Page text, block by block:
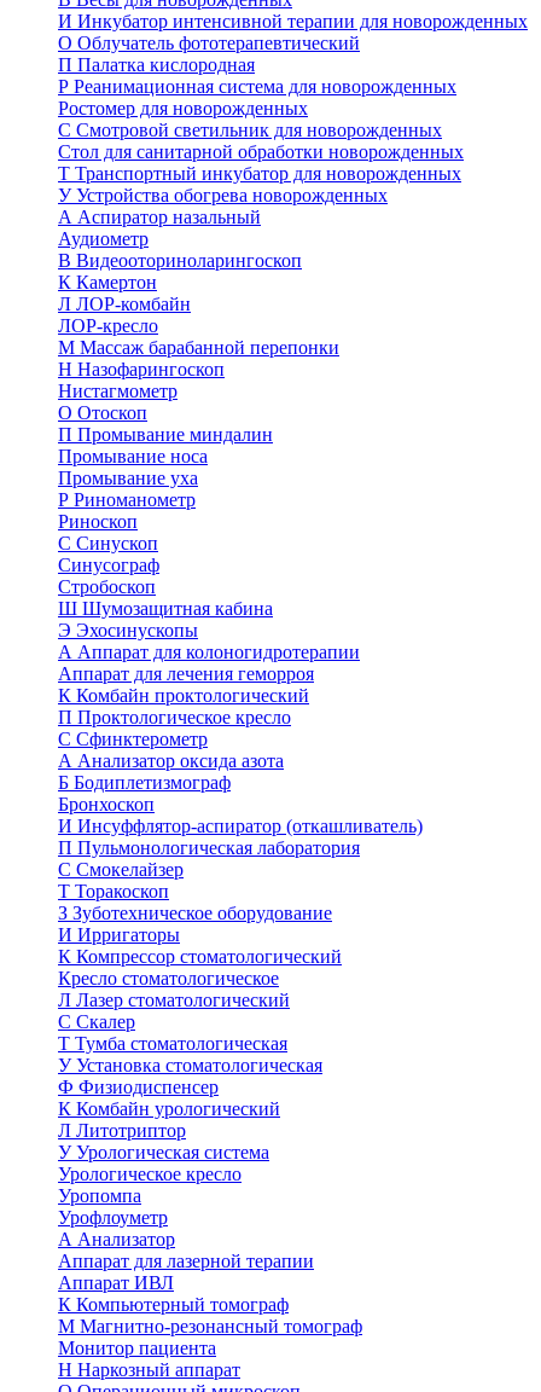
И Инкубатор интенсивной терапии для новорожденных
О Облучатель фототерапевтический
П Палатка кислородная
Р Реанимационная система для новорожденных
Ростомер для новорожденных
С Смотровой светильник для новорожденных
Стол для санитарной обработки новорожденных
Т Транспортный инкубатор для новорожденных
УУстройства обогрева новорожденных
А Аспиратор назальный
Аудиометр
В Видеооториноларингоскоп
К Камертон
Л ЛОР-комбайн
ЛОР-кресло
М Массаж барабанной перепонки
Н Назофарингоскоп
Нистагмометр
О Отоскоп
П Промывание миндалин
Промывание носа
Промывание уха
Р Риноманометр
Риноскоп
С Синускоп
Синусограф
Стробоскоп
Ш Шумозащитная кабина
Э Эхосинускопы
А Аппарат для колоногидротерапии
Аппарат для лечения геморроя
К Комбайн проктологический
П Проктологическое кресло
С Сфинктерометр
А Анализатор оксида азота
Б Бодиплетизмограф
Бронхоскоп
И Инсуффлятор-аспиратор (откашливатель)
П Пульмонологическая лаборатория
С Смокелайзер
Т Торакоскоп
З Зуботехническое оборудование
И Ирригаторы
К Компрессор стоматологический
Кресло стоматологическое
Л Лазер стоматологический
С Скалер
Т Тумба стоматологическая
УУстановка стоматологическая
Ф Физиодиспенсер
К Комбайн урологический
Л Литотриптор
УУрологическая система
Урологическое кресло
Уропомпа
Урофлоуметр
А Анализатор
Аппарат для лазерной терапии
Аппарат ИВЛ
К Компьютерный томограф
М Магнитно-резонансный томограф
Монитор пациента
Н Наркозный аппарат